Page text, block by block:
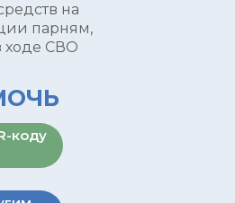
на
парням,
ходе СВО
коду